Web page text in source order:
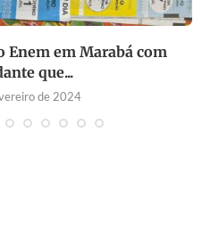
Enem em Marabá com
que...
de 2024